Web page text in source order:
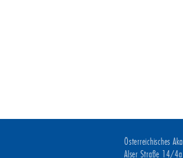
Österreichisches
Alser Straße 14/4a